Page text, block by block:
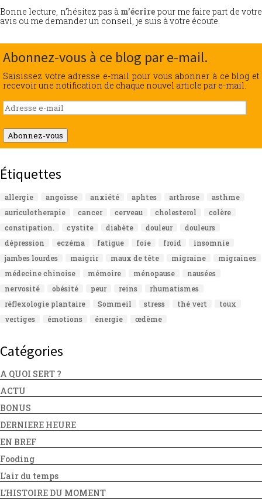
Bonne lecture, n’hésitez pas à m’écrire pour me faire part de votre
avis ou me demander un conseil, je suis à votre écoute.
Abonnez-vous à ce blog par e-mail.
Saisissez votre adresse e-mail pour vous abonner à ce blog et
recevoir une notification de chaque nouvel article par e-mail.
Adresse
e-
mail
Abonnez-vous
Étiquettes
allergie angoisse anxiété aphtes arthrose
asthme
auriculotherapie
cancer cerveau cholesterol
colère
constipation.
cystite diabète douleur
douleurs
dépression
eczéma fatigue foie froid
insomnie
jambes lourdes
maigrir maux de tête migraine
migraines
médecine chinoise
mémoire ménopause
nausées
nervosité
obésité peur reins
rhumatismes
réflexologie plantaire
Sommeil stress thé vert
toux
vertiges
émotions énergie œdème
Catégories
A QUOI SERT ?
ACTU
BONUS
DERNIERE HEURE
EN BREF
Fooding
L'air du temps
L'HISTOIRE DU MOMENT